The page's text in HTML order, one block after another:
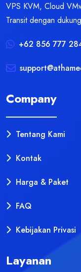
VPS KVM, Cloud
Transit dengan
+62 856 777
Company
Tentang Kami
Kontak
Harga & Paket
FAQ
Kebijakan Privasi
Layanan